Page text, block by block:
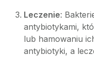
Leczenie:
antybiotykami,
lub hamowaniu
antybiotyki, a